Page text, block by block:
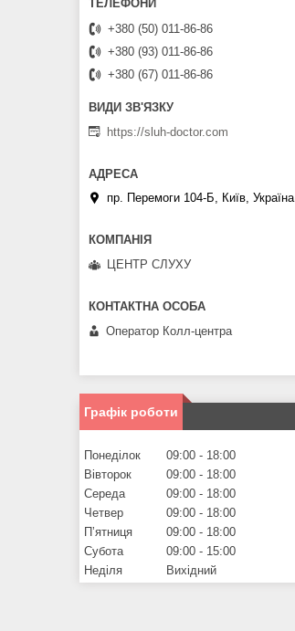
+380 (50) 011-86-86
+380 (93) 011-86-86
+380 (67) 011-86-86
https://sluh-doctor.com
пр. Перемоги 104-Б, Київ, Україна
ЦЕНТР СЛУХУ
Оператор Колл-центра
Графік роботи
Понеділок 09:00
18:00
Вівторок
09:00
18:00
Середа
09:00
18:00
Четвер
09:00
18:00
Пʼятниця
09:00
18:00
Субота
09:00
15:00
Неділя
Вихідний